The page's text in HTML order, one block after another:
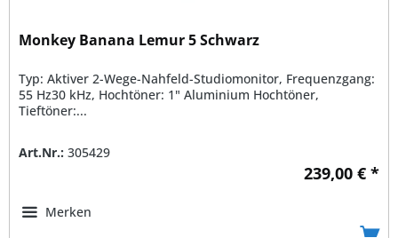
Monkey Banana Lemur 5 Schwarz
Typ: Aktiver 2-Wege-Nahfeld-Studiomonitor, Frequenzgang:
55 Hz30 kHz, Hochtöner: 1" Aluminium Hochtöner,
Tieftöner:...
Art.Nr.: 305429
239,00 € *
Merken